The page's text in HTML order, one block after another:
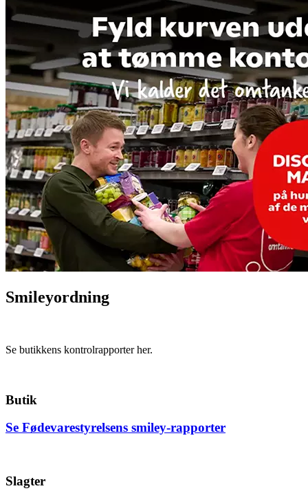
Smileyordning
Se butikkens kontrolrapporter her.
Butik
Se Fødevarestyrelsens smiley-rapporter
Slagter